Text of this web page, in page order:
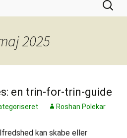
efter:
2025
en trin-for-trin-guide
Roshan Polekar
kan skabe eller